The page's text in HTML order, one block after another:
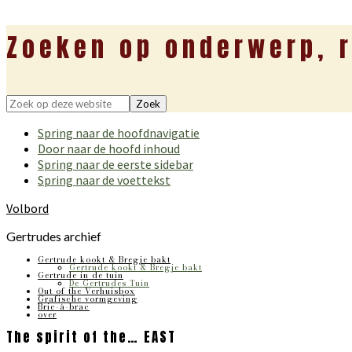
Zoeken op onderwerp,
Zoek
deze
website
Spring naar de hoofdnavigatie
Door naar de hoofd inhoud
Spring naar de eerste sidebar
Spring naar de voettekst
Volbord
Gertrudes archief
Gertrude kookt & Bregje bakt
Gertrude kookt & Bregje bakt
Gertrude in de tuin
De Gertrudes Tuin
Out of the Verhuisbox
Grafische vormgeving
Bric-à-brac
over
The spirit of the… EAST